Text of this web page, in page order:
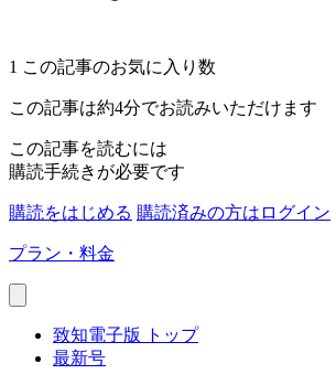
1 この記事のお気に入り数
この記事は約4分でお読みいただけます
この記事を読むには
購読手続きが必要です
購読をはじめる 購読済みの方はログイン
プラン・料金
致知電子版 トップ
最新号